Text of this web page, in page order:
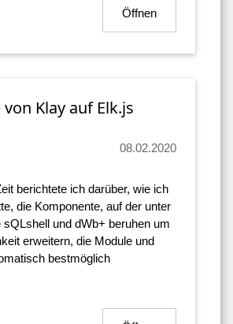
Öffnen
Klay auf Elk.js
08.02.2020
berichtete ich darüber, wie ich
die Komponente, auf der unter
sQLshell und dWb+ beruhen um
erweitern, die Module und
bestmöglich